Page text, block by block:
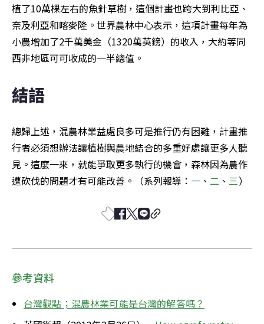
植了10萬棵左右的魚針草樹，這個計畫也跨大到利比亞、
奈及利亞和喀麥隆。世界農林中心表示，這項計畫每年為
小農增加了2千萬美金（1320萬英鎊）的收入，大約等同
西非地區可可收成的一半總值。
結語
總歸上述，混農林業益處良多可是推行仍有困難，計畫推
行者必須想辦法讓植樹與農地結合的多重好處讓更多人聽
見。這麼一來，就能爭取更多執行的機會，森林因為農作
遭砍伐的問題才有可能改善。（系列報導： 一 、 二 、 三）
參考資料
台灣觀點；混農林業可能是台灣的解答嗎？